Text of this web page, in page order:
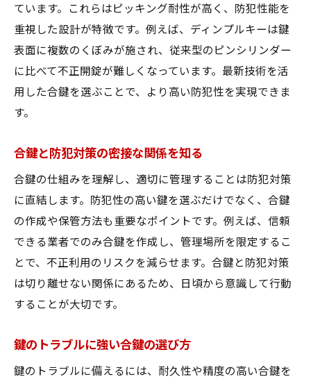
合鍵を作る際に知るべき作成工程とは
合鍵作成時に起こりやすいトラブル事例
合鍵の複製可否を判別するための基準
合鍵の紛失を防ぐおすすめ保管場所
合鍵管理で役立つ便利な保管グッズ
家庭内での合鍵の共有方法と注意点
合鍵を長持ちさせるための保管コツ
外出先でも安心の合鍵携帯テクニック
合鍵の安全性を高める管理習慣
合鍵作成専門家が語る選び方のポイント
合鍵の防犯性について知っておきたい話
ています。これらはピッキング耐性が高く、防犯性能を
重視した設計が特徴です。例えば、ディンプルキーは鍵
表面に複数のくぼみが施され、従来型のピンシリンダー
に比べて不正開錠が難しくなっています。最新技術を活
用した合鍵を選ぶことで、より高い防犯性を実現できま
す。
合鍵と防犯対策の密接な関係を知る
合鍵の仕組みを理解し、適切に管理することは防犯対策
に直結します。防犯性の高い鍵を選ぶだけでなく、合鍵
の作成や保管方法も重要なポイントです。例えば、信頼
できる業者でのみ合鍵を作成し、管理場所を限定するこ
とで、不正利用のリスクを減らせます。合鍵と防犯対策
は切り離せない関係にあるため、日頃から意識して行動
することが大切です。
鍵のトラブルに強い合鍵の選び方
鍵のトラブルに備えるには、耐久性や精度の高い合鍵を